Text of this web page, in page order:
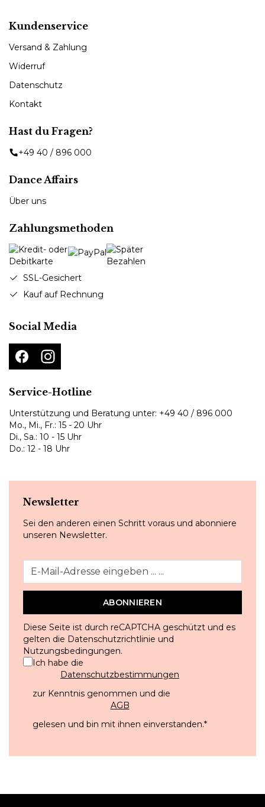
Kundenservice
Versand & Zahlung
Widerruf
Datenschutz
Kontakt
Hast du Fragen?
+49 40 / 896 000
Dance Affairs
Über uns
Zahlungsmethoden
SSL-Gesichert
Kauf auf Rechnung
Social Media
Service-Hotline
Unterstützung und Beratung unter: +49 40 / 896 000
Mo., Mi., Fr.: 15 - 20 Uhr
Di., Sa.: 10 - 15 Uhr
Do.: 12 - 18 Uhr
Newsletter
Sei den anderen einen Schritt voraus und abonniere
unseren Newsletter.
ABONNIEREN
Diese Seite ist durch reCAPTCHA geschützt und es
gelten die Datenschutzrichtlinie und
Nutzungsbedingungen.
Ich habe die
Datenschutzbestimmungen
zur Kenntnis genommen und die
AGB
gelesen und bin mit ihnen einverstanden.*